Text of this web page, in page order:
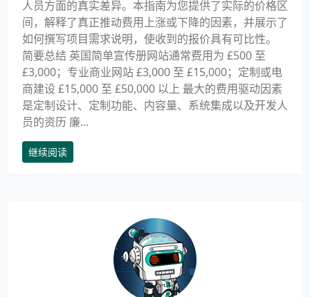
人员方面的真实差异。本指南为您提供了实际的价格区
间，解释了真正推动费用上涨或下降的因素，并展示了
如何撰写项目需求说明，使收到的报价具有可比性。
简要总结 英国简单宣传册网站通常费用为 £500 至
£3,000；专业商业网站 £3,000 至 £15,000；定制或电
商建设 £15,000 至 £50,000 以上 最大的费用驱动因素
是定制设计、定制功能、内容量、系统集成以及开发人
员的资历 廉...
继续阅读